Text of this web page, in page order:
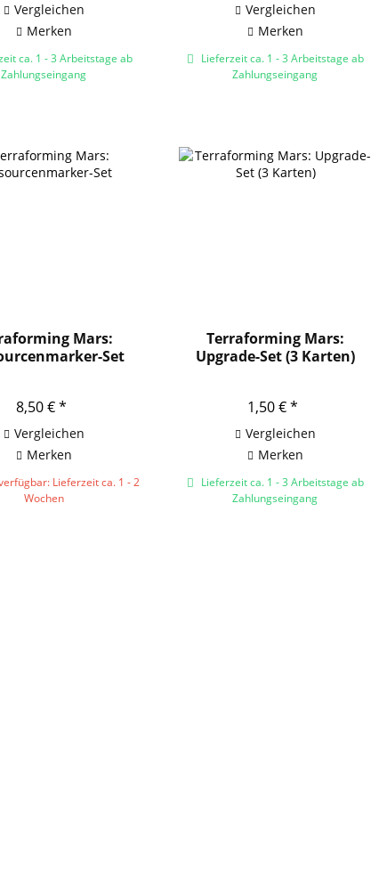
Vergleichen
Merken
ca. 1 - 3 Arbeitstage ab
Zahlungseingang
Vergleichen
Merken
Lieferzeit ca. 1 - 3 Arbeitstage ab
Zahlungseingang
Mars:
Set
8,50 € *
Vergleichen
Merken
Lieferzeit ca. 1 - 2
Wochen
Terraforming Mars:
Upgrade-Set (3 Karten)
1,50 € *
Vergleichen
Merken
Lieferzeit ca. 1 - 3 Arbeitstage ab
Zahlungseingang